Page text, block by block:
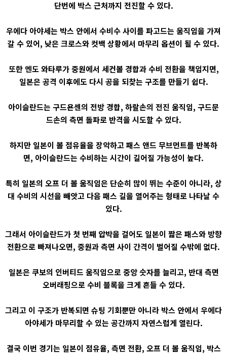
단번에 박스 근처까지 전진할 수 있다.
우에다 아야세는 박스 안에서 수비수 사이를 파고드는 움직임을 가져
갈 수 있어, 낮은 크로스와 컷백 상황에서 마무리 옵션이 될 수 있다.
또한 엔도 와타루가 중원에서 세컨볼 경합과 수비 전환을 책임지면,
일본은 공격 이후에도 다시 공을 되찾는 구조를 만들기 쉽다.
아이슬란드는 구드욘센의 전방 경합, 하랄손의 전진 움직임, 구드문
드손의 측면 돌파로 반격을 시도할 수 있다.
하지만 일본이 볼 점유율을 장악하고 패스 앤드 무브먼트를 반복하
면, 아이슬란드는 수비하는 시간이 길어질 가능성이 높다.
특히 일본의 오프 더 볼 움직임은 단순히 많이 뛰는 수준이 아니라, 상
대 수비의 시선을 빼앗고 다음 패스 길을 열어주는 형태로 나타날 수
있다.
그래서 아이슬란드가 첫 번째 압박을 걸어도 일본이 짧은 패스와 방향
전환으로 빠져나오면, 중원과 측면 사이 간격이 벌어질 수밖에 없다.
일본은 쿠보의 인버티드 움직임으로 중앙 숫자를 늘리고, 반대 측면
오버래핑으로 수비 블록을 크게 흔들 수 있다.
그리고 이 구조가 반복되면 슈팅 기회뿐만 아니라 박스 안에서 우에다
아야세가 마무리할 수 있는 공간까지 자연스럽게 열린다.
결국 이번 경기는 일본이 점유율, 측면 전환, 오프 더 볼 움직임, 박스